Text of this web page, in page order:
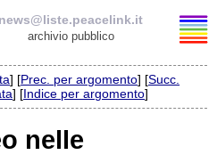
news@liste.peacelink.it
archivio pubblico
] [Prec. per argomento] [Succ.
] [Indice per argomento]
nelle